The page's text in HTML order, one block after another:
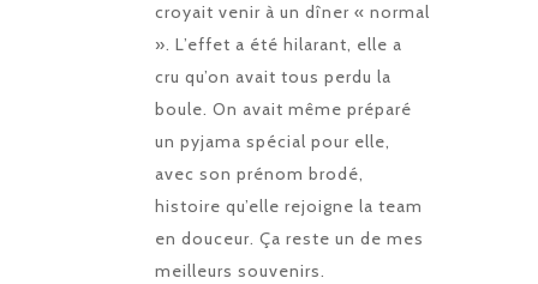
croyait venir à un dîner « normal
». L’effet a été hilarant, elle a
cru qu’on avait tous perdu la
boule. On avait même préparé
un pyjama spécial pour elle,
avec son prénom brodé,
histoire qu’elle rejoigne la team
en douceur. Ça reste un de mes
meilleurs souvenirs.